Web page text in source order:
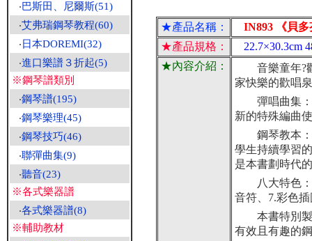
‧巴斯田、尼爾斯(51)
‧艾弗瑞鋼琴教程(60)
‧ 日本DOREMI(32)
‧進口樂譜３折起(5)
※鋼琴譜類別
‧鋼琴譜(195)
‧鋼琴樂理(45)
‧鋼琴技巧(46)
‧聯彈曲集(9)
‧聽音(23)
※各式樂器譜
‧各式樂器譜(8)
※輔助教材
★產品名稱：
IN893 《貝多
★產品規格：
22.7×30.3cm
★內容介紹：
音樂童年?歡
家快樂的歡唱
彈唱曲集：
新的特殊編曲
鋼琴教本：
學生持續學習
是本書劃時代
八大特色：1.
音符、7.彩色
本書特別製
有效且有趣的